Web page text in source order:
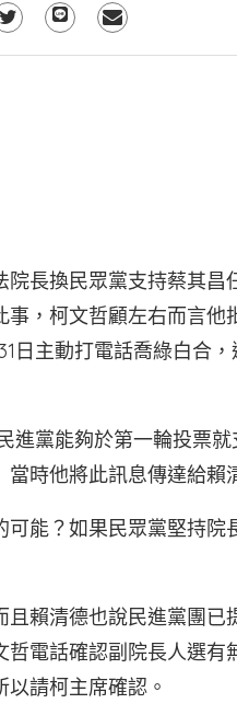
長換民眾黨支持蔡其昌
，柯文哲顧左右而言他
日主動打電話喬綠白合
進黨能夠於第一輪投票
時他將此訊息傳達給賴
能？如果民眾黨堅持院
賴清德也說民進黨團已
電話確認副院長人選有
請柯主席確認。